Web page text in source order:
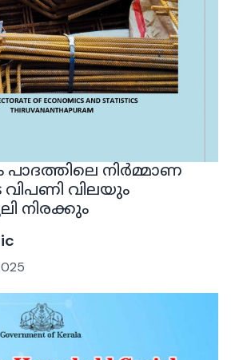
പാദത്തിലെ നിർമ്മാണ
വിപണി വിലയും
നിരക്കും